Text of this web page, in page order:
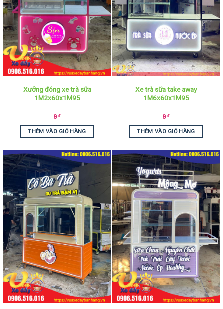
Xưởng đóng xe trà sữa
1M2x60x1M95
9₫
THÊM VÀO GIỎ HÀNG
Xe trà sữa take away
1M6x60x1M95
9₫
THÊM VÀO GIỎ HÀNG